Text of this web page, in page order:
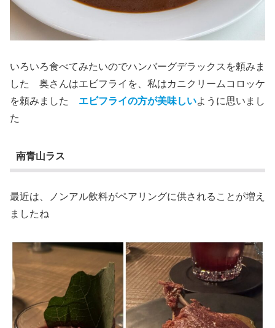
いろいろ食べてみたいのでハンバーグデラックスを頼みま
した 奥さんはエビフライを、私はカニクリームコロッケ
を頼みました エビフライの方が美味しいように思いまし
た
南青山ラス
最近は、ノンアル飲料がペアリングに供されることが増え
ましたね